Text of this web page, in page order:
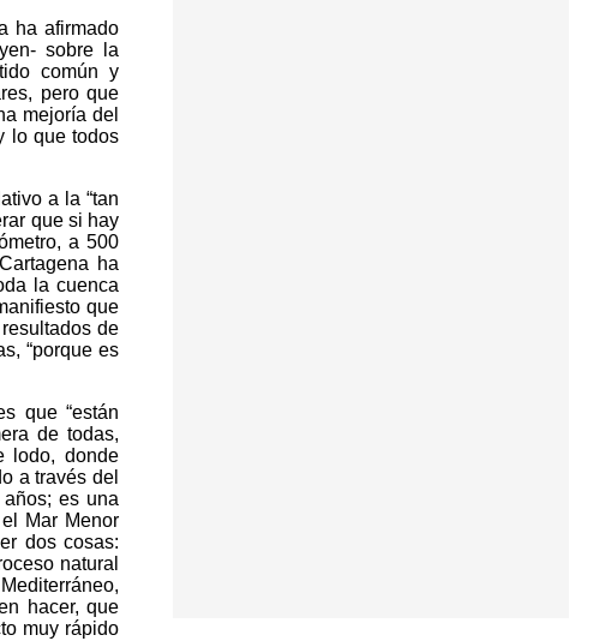
ha afirmado
sobre la
común y
pero que
mejoría del
lo que todos
a la “tan
que si hay
a 500
ha
la cuenca
que
de
“porque es
que “están
de todas,
lodo, donde
a través del
es una
Mar Menor
dos cosas:
natural
hacer, que
muy rápido